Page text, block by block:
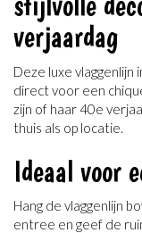
verjaardag
Deze luxe
direct voor een
zijn of haar 40e
thuis als op locatie.
Ideaal voor
Hang de vlaggenlijn
entree en geef de